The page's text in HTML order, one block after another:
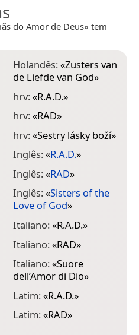
do Amor de Deus» tem
Holandês:«Zusters van
de Liefde van God»
hrv:«R.A.D.»
hrv:«RAD»
hrv:«Sestry lásky boží»
Inglês:«R.A.D.»
Inglês:«RAD»
Inglês:«Sisters of the
Love of God»
Italiano:«R.A.D.»
Italiano:«RAD»
Italiano:«Suore
dell’Amor di Dio»
Latim:«R.A.D.»
Latim:«RAD»